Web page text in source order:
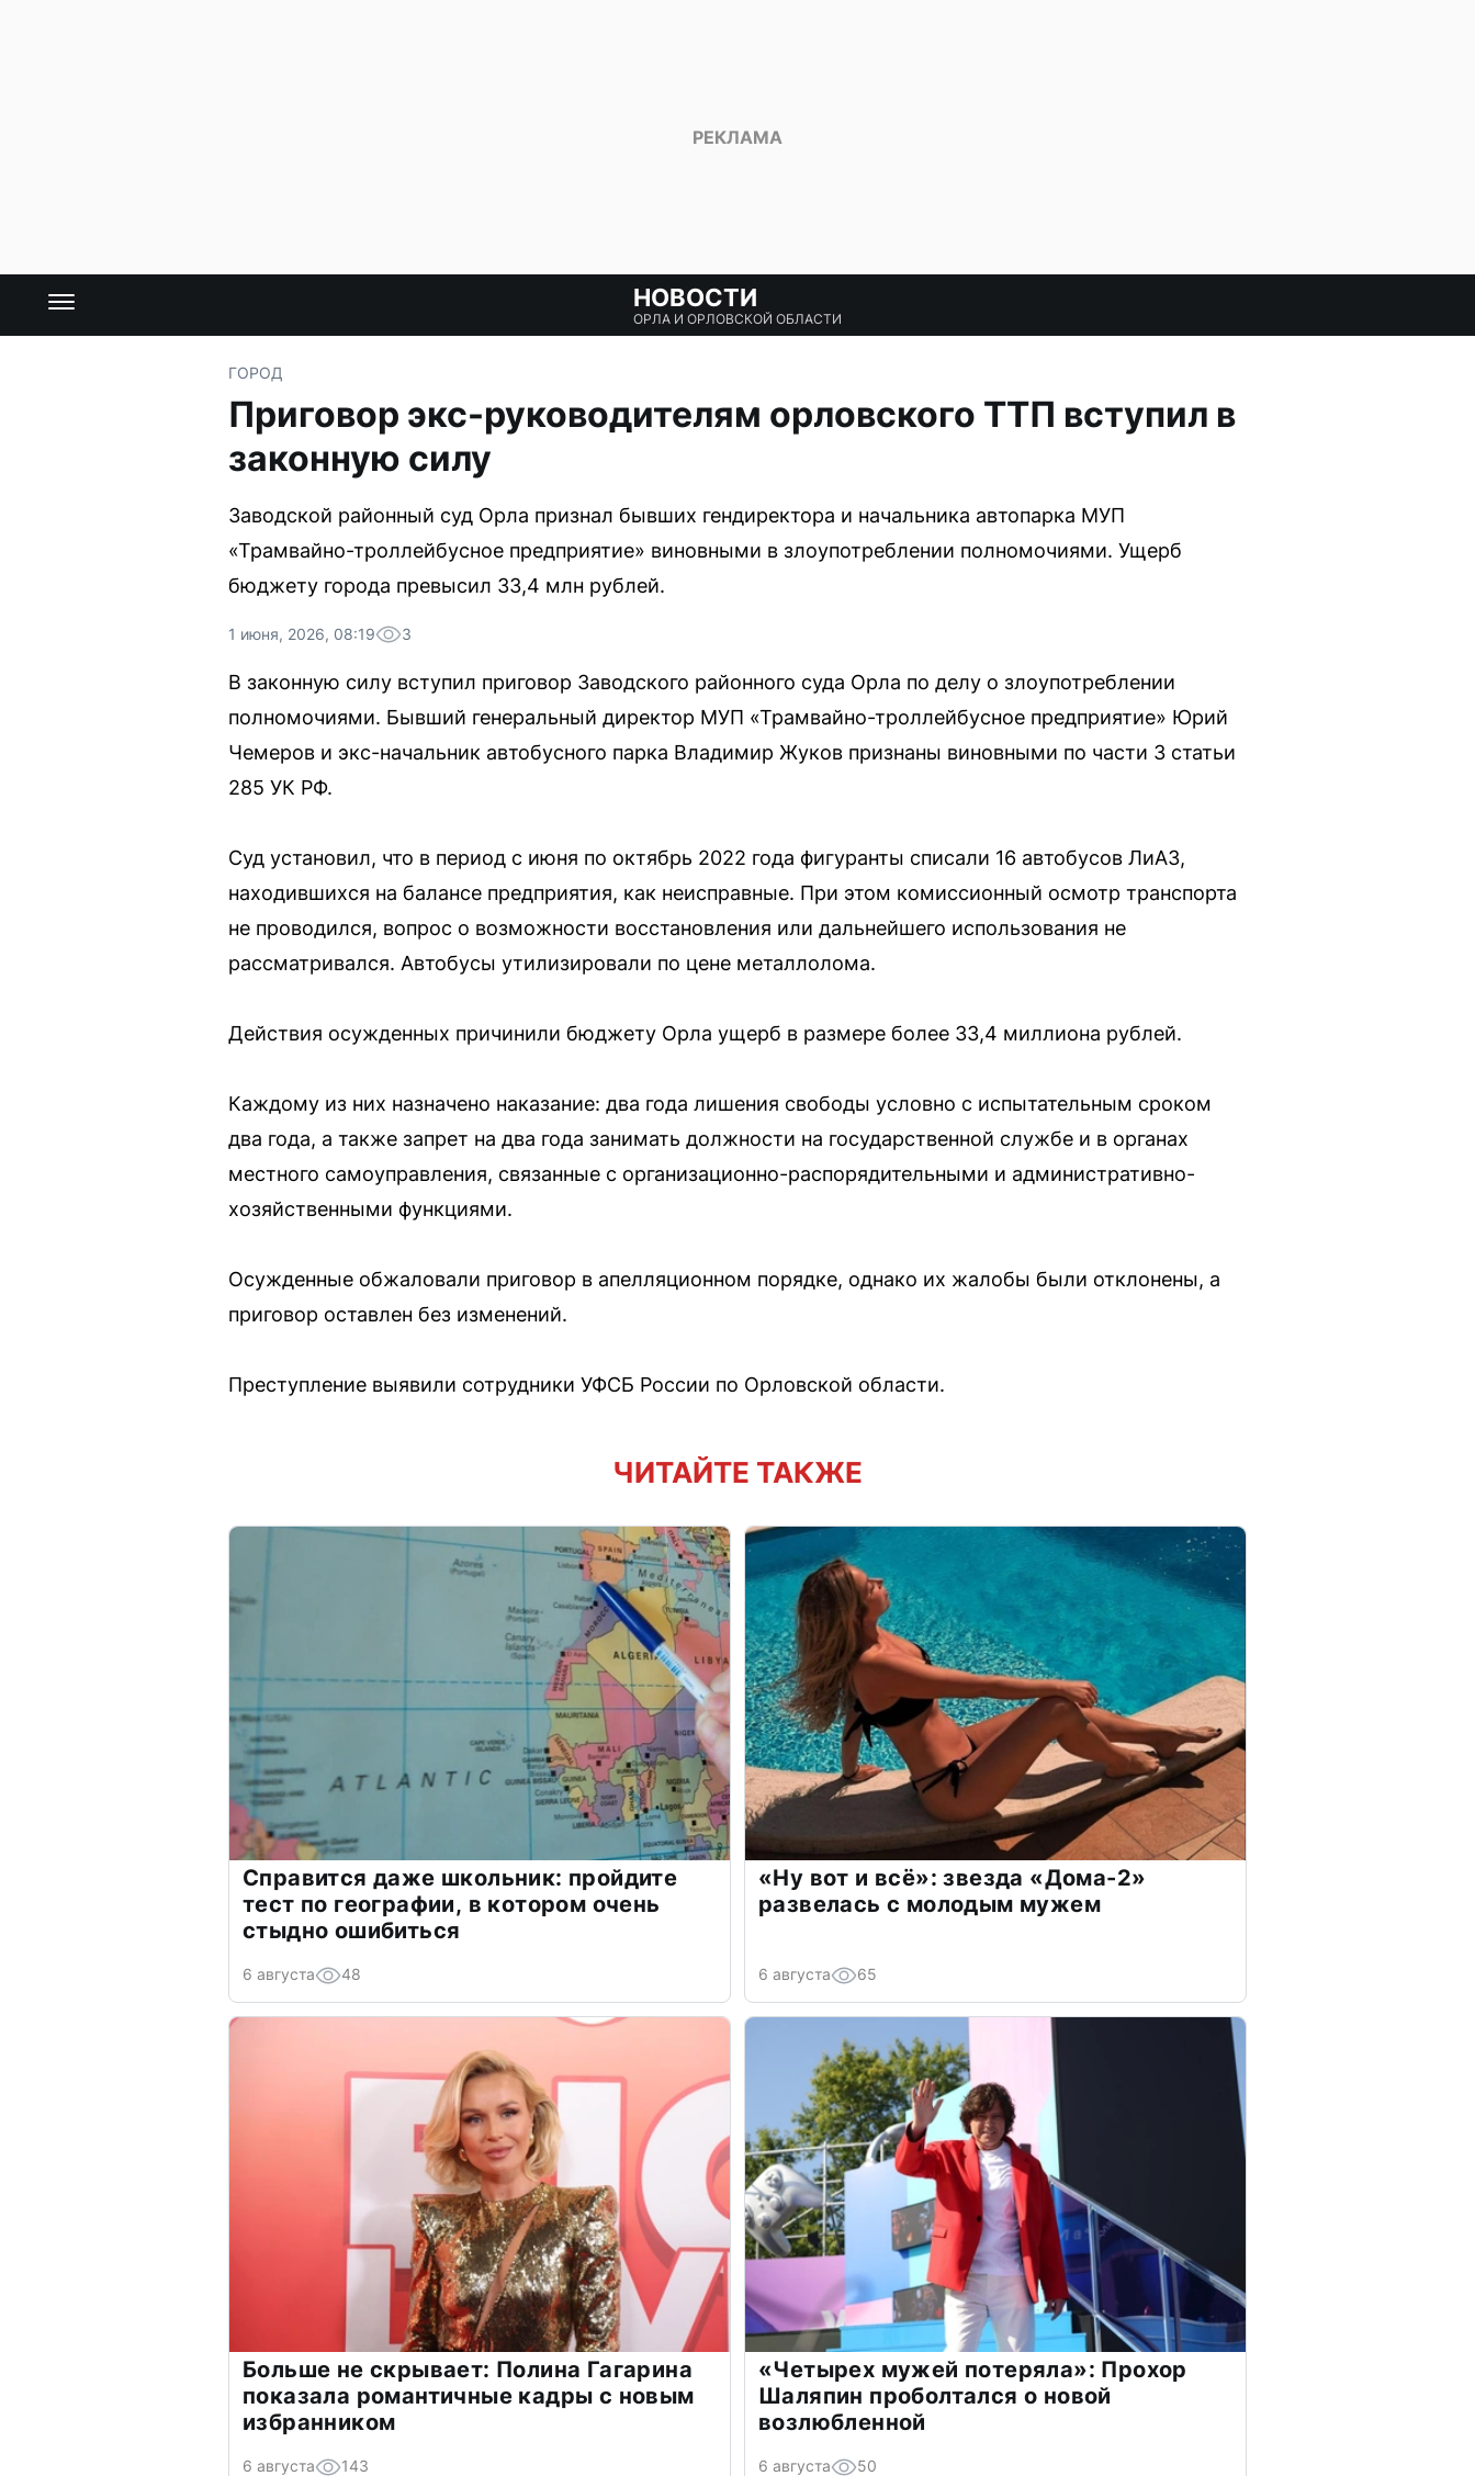
НОВОСТИ
ОРЛА И ОРЛОВСКОЙ ОБЛАСТИ
ГОРОД
Приговор экс-руководителям орловского ТТП вступил в
законную силу
Заводской районный суд Орла признал бывших гендиректора и начальника автопарка МУП
«Трамвайно-троллейбусное предприятие» виновными в злоупотреблении полномочиями. Ущерб
бюджету города превысил 33,4 млн рублей.
1 июня, 2026, 08:19 3
В законную силу вступил приговор Заводского районного суда Орла по делу о злоупотреблении
полномочиями. Бывший генеральный директор МУП «Трамвайно-троллейбусное предприятие» Юрий
Чемеров и экс-начальник автобусного парка Владимир Жуков признаны виновными по части 3 статьи
285 УК РФ.
Суд установил, что в период с июня по октябрь 2022 года фигуранты списали 16 автобусов ЛиАЗ,
находившихся на балансе предприятия, как неисправные. При этом комиссионный осмотр транспорта
не проводился, вопрос о возможности восстановления или дальнейшего использования не
рассматривался. Автобусы утилизировали по цене металлолома.
Действия осужденных причинили бюджету Орла ущерб в размере более 33,4 миллиона рублей.
Каждому из них назначено наказание: два года лишения свободы условно с испытательным сроком
два года, а также запрет на два года занимать должности на государственной службе и в органах
местного самоуправления, связанные с организационно-распорядительными и административно-
хозяйственными функциями.
Осужденные обжаловали приговор в апелляционном порядке, однако их жалобы были отклонены, а
приговор оставлен без изменений.
Преступление выявили сотрудники УФСБ России по Орловской области.
ЧИТАЙТЕ ТАКЖЕ
Справится даже школьник: пройдите
тест по географии, в котором очень
стыдно ошибиться
6 августа 48
«Ну вот и всё»: звезда «Дома-2»
развелась с молодым мужем
6 августа 65
Больше не скрывает: Полина Гагарина
показала романтичные кадры с новым
избранником
6 августа 143
«Четырех мужей потеряла»: Прохор
Шаляпин проболтался о новой
возлюбленной
6 августа 50